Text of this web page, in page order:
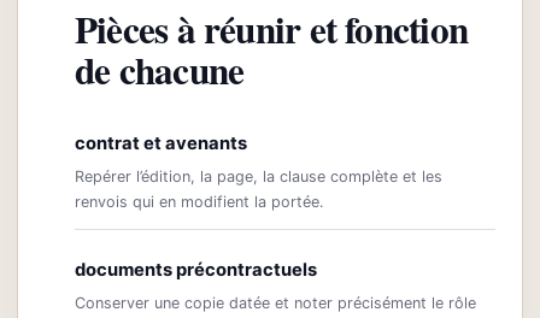
Pièces à réunir et fonction
de chacune
contrat et avenants
Repérer l’édition, la page, la clause complète et les
renvois qui en modifient la portée.
documents précontractuels
Conserver une copie datée et noter précisément le rôle